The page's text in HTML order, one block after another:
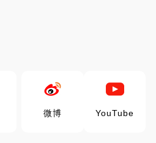
微博 YouTube